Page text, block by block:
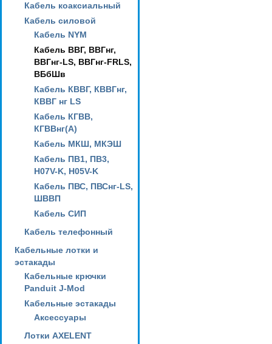
Кабель коаксиальный
Кабель силовой
Кабель NYM
Кабель ВВГ, ВВГнг,
ВВГнг-LS, ВВГнг-FRLS,
ВБбШв
Кабель КВВГ, КВВГнг,
КВВГ нг LS
Кабель КГВВ,
КГВВнг(А)
Кабель МКШ, МКЭШ
Кабель ПВ1, ПВ3,
H07V-K, H05V-K
Кабель ПВС, ПВСнг-LS,
ШВВП
Кабель СИП
Кабель телефонный
Кабельные лотки и
эстакады
Кабельные крючки
Panduit J-Mod
Кабельные эстакады
Аксессуары
Лотки AXELENT